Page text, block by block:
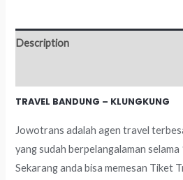
Description
TRAVEL BANDUNG – KLUNGKUNG
Jowotrans adalah agen travel
yang sudah berpelangalaman
Sekarang anda bisa memesan Tiket